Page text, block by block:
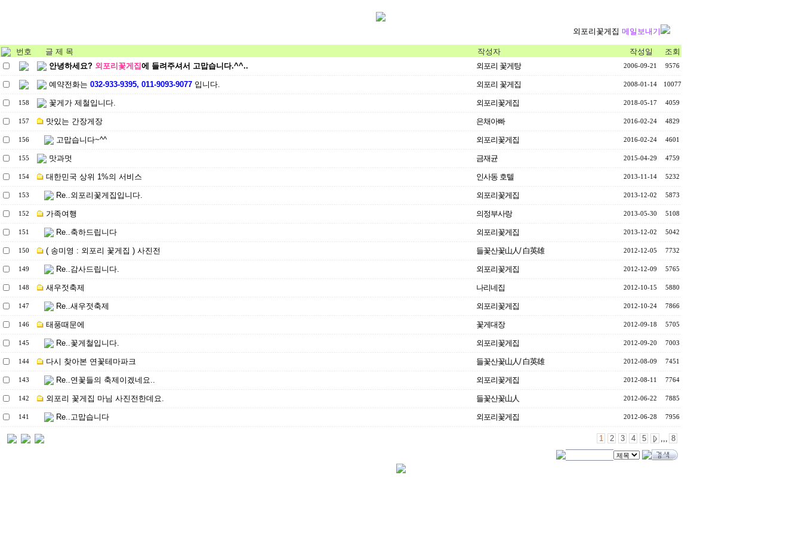
외포리꽃게집 메일보내기
번호 글 제 목 작성자 작성일
조회
안녕하세요? 외포리꽃게집에 들려주셔서 고맙습니다.^^.. 외포리 꽃게탕 2006-09-21 9576
예약전화는 032-933-9395, 011-9093-9077 입니다. 외포리 꽃게집 2008-01-14 10077
158 꽃게가 제철입니다. 외포리꽃게집 2018-05-17 4059
157 맛있는 간장게장 은채아빠 2016-02-24 4829
156 고맙습니다~^^ 외포리꽃게집 2016-02-24 4601
155 맛과멋 금재균 2015-04-29 4759
154 대한민국 상위 1%의 서비스 인사동 호텔 2013-11-14 5232
153 Re..외포리꽃게집입니다. 외포리꽃게집 2013-12-02 5873
152 가족여행 의정부사랑 2013-05-30 5108
151 Re..축하드립니다 외포리꽃게집 2013-12-02 5042
150 ( 송미영 : 외포리 꽃게집 ) 사진전 들꽃산꽃山人/ 白英雄 2012-12-05 7732
149 Re..감사드립니다. 외포리꽃게집 2012-12-09 5765
148 새우젓축제 나리네집 2012-10-15 5880
147 Re..새우젓축제 외포리꽃게집 2012-10-24 7866
146 태풍때문에 꽃게대장 2012-09-18 5705
145 Re..꽃게철입니다. 외포리꽃게집 2012-09-20 7003
144 다시 찾아본 연꽃테마파크 들꽃산꽃山人/ 白英雄 2012-08-09 7451
143 Re..연꽃들의 축제이겠네요.. 외포리꽃게집 2012-08-11 7764
142 외포리 꽃게집 마님 사진전한데요. 들꽃산꽃山人 2012-06-22 7885
141 Re..고맙습니다 외포리꽃게집 2012-06-28 7956
1 2 3 4 5 ,,, 8